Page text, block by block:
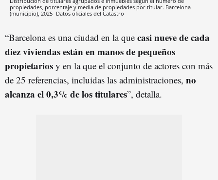
propiedades, porcentaje y media de propiedades por titular. Barcelona
(municipio), 2025 Datos oficiales del Catastro
“Barcelona es una ciudad en la que casi nueve de cada
diez viviendas están en manos de pequeños
propietarios y en la que el conjunto de actores con más
de 25 referencias, incluidas las administraciones, no
alcanza el 0,3% de los titulares”, detalla.